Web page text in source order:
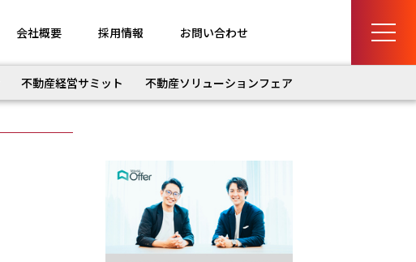
会社概要 採用情報 お問い合わせ
不動産経営サミット 不動産ソリューションフェア